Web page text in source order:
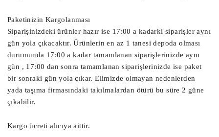
Tavan Motoru,
Debriyaj Aksiyoneri, Vites Robotu, Vites
Aksiyoneri, Debriyaj Robotu,
Far Beyni, Çıkma Far Beyni, Çıkma Led
Far Beyni, Led Far Beyni, Led Beyni,
Sam Beyni, Çıkma Sam Beyni, Arka Sam
Beyni, Ön Sam Beyni,
Paketinizin Kargolanması
Siparişinizdeki ürünler hazır ise 17:00 a kadarki siparişler aynı
gün yola çıkacaktır. Ürünlerin en az 1 tanesi depoda olması
durumunda 17:00 a kadar tamamlanan siparişlerinizde aynı
gün , 17:00 dan sonra tamamlanan siparişlerinizde ise paket
bir sonraki gün yola çıkar. Elimizde olmayan nedenlerden
yada taşıma firmasındaki takılmalardan ötürü bu süre 2 güne
çıkabilir.
Kargo ücreti alıcıya aittir.